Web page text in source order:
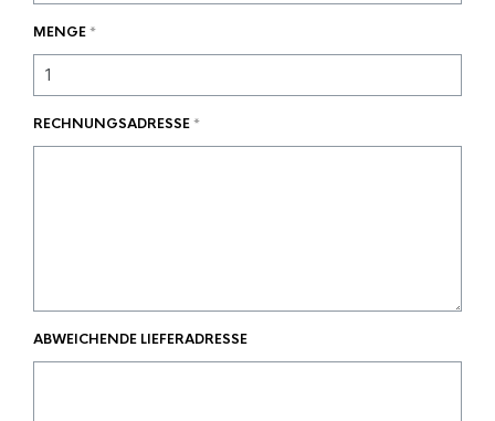
MENGE*
RECHNUNGSADRESSE*
ABWEICHENDE LIEFERADRESSE